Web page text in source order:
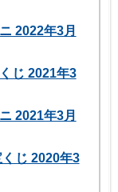
2022年3月
じ 2021年3
2021年3月
じ 2020年3